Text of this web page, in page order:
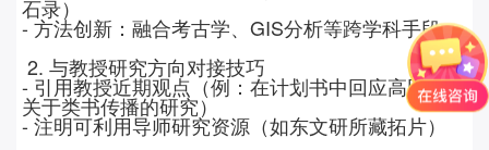
石录）
-方法创新：融合考古学、 GIS分析等跨学科手段
2. 与教授研究方向对接技巧
- 引用教授近期观点（例：在计划书中回应高田宗平
关于类书传播的研究）
-注明可利用导师研究资源（如东文研所藏拓片）